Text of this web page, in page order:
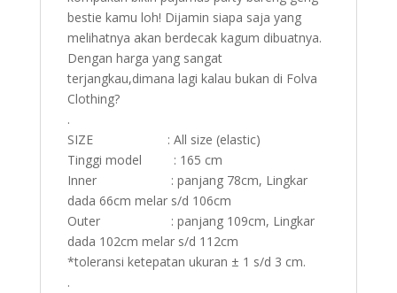
bestie kamu loh! Dijamin siapa saja yang
melihatnya akan berdecak kagum dibuatnya.
Dengan harga yang sangat
terjangkau,dimana lagi kalau bukan di Folva
Clothing?
.
SIZE : All size (elastic)
Tinggi model : 165 cm
Inner : panjang 78cm, Lingkar
dada 66cm melar s/d 106cm
Outer : panjang 109cm, Lingkar
dada 102cm melar s/d 112cm
*toleransi ketepatan ukuran ± 1 s/d 3 cm.
.